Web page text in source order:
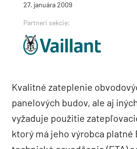
27. januára 2009
Partneri sekcie:
Kvalitné zateplenie
panelových budov, ale aj
vyžaduje použitie
ktorý má jeho výrobca platné